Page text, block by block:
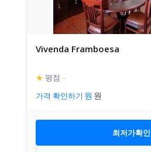
Vivenda Framboesa
★ 평점 –
가격 확인하기
최저가확인